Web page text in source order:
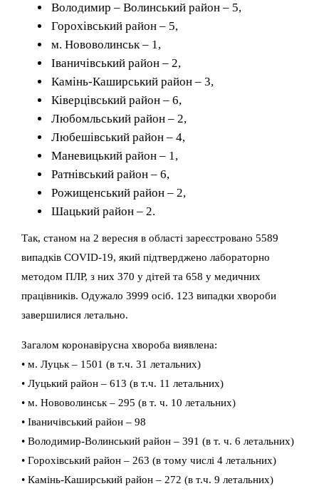
Володимир – Волинський район – 5,
Горохівський район – 5,
м. Нововолинськ – 1,
Іваничівський район – 2,
Камінь-Каширський район – 3,
Ківерцівський район – 6,
Любомльський район – 2,
Любешівський район – 4,
Маневицький район – 1,
Ратнівський район – 6,
Рожищенський район – 2,
Шацький район – 2.
Так, станом на 2 вересня в області зареєстровано 5589
випадків COVID-19, який підтверджено лабораторно
методом ПЛР, з них 370 у дітей та 658 у медичних
працівників. Одужало 3999 осіб. 123 випадки хвороби
завершилися летально.
Загалом коронавірусна хвороба виявлена:
• м. Луцьк – 1501 (в т.ч. 31 летальних)
• Луцький район – 613 (в т.ч. 11 летальних)
• м. Нововолинськ – 295 (в т. ч. 10 летальних)
• Іваничівський район – 98
• Володимир-Волинський район – 391 (в т. ч. 6 летальних)
• Горохівський район – 263 (в тому числі 4 летальних)
• Камінь-Каширський район – 272 (в т.ч. 9 летальних)